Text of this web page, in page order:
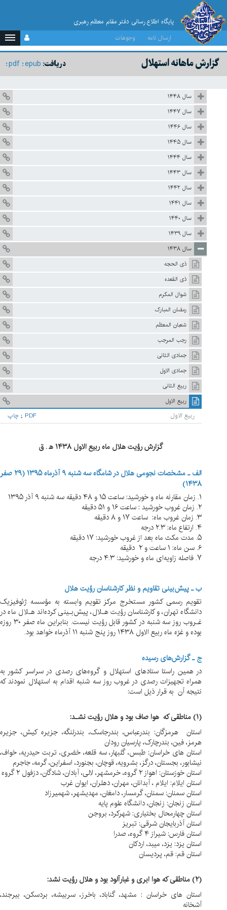
پایگاه اطلاع رسانی دفتر مقام معظم رهبری
ارسال نامه
وجوهات
دریافت: epub
pdf گزارش ماهانه استهلال
سال ۱۴۴۸
سال ۱۴۴۷
سال ۱۴۴۶
سال ۱۴۴۵
سال ۱۴۴۴
سال ۱۴۴۳
سال ۱۴۴۲
سال ۱۴۴۱
سال ۱۴۴۰
سال ۱۴۳۹
سال ۱۴۳۸
ذی الحجه
ذی القعده
شوال المکرم
رمضان المبارک
شعبان المعظم
رجب المرجب
جمادی الثانی
جمادی الاول
ربيع الثانی
ربیع الاول
ربیع الاول چاپ ; PDF
گزارش رؤیت هلال ماه ربیع الاول ۱۴۳۸ ه‍ . ق
الف ـ مشخصات نجومی هلال در شامگاه سه شنبه ۹ آذرماه ۱۳۹۵ (۲۹ صفر
۱۴۳۸)
۱. زمان مقارنه ماه و خورشید: ساعت ۱۵ و ۴۸ دقیقه سه شنبه ۹ آذر ۱۳۹۵
۲. زمان غروب خورشید : ساعت ۱۶ و ۵۱ دقیقه
۳. زمان غروب ماه: ساعت ۱۷ و ۸ دقیقه
۴. ارتفاع ماه: ۲.۳ درجه
۵. مدت مکث ماه بعد از غروب خورشید: ۱۷ دقیقه
۶. سن ماه: ۱ ساعت و ۲ دقیقه
۷. فاصله زاویه‌ای ماه و خورشید: ۴.۳ درجه
ب ـ پیش‌بینی تقاویم و نظر کارشناسان رؤیت هلال
تقویم رسمی کشور مستخرج مرکز تقویم وابسته به مؤسسه ژئوفیزیک
دانشگاه تهران، و کارشناسان رؤیت هـلال، پیش‌بـینی کرده‌اند هـلال ماه در
غـروب روز سه شنبه در کشور قابل رؤیت نیست. بنابراین ماه صفر ۳۰ روزه
بوده و غرّه ماه ربیع الاول ۱۴۳۸ روز پنج شنبه ۱۱ آذرماه خواهد بود.
ج ـ گزارش‌های رسیده
در همین راستا ستادهای استهلال و گروه‌های رصدی در سراسر کشور به
همراه تجهیزات رصدی در غروب روز سه شنبه اقدام به استهلال نمودند که
نتیجه آن به قرار ذیل است:
(۱) مناطقی که هوا صاف بود و هلال رؤیت نشـد:
استان هرمزگان: بندرعباس، بندرجاسک، بندرلنگه، جزیره کیش، جزیره
هرمز، فین، بندرچارک، پارسیان رودان
استان های خراسان: طبس، گلبهار، سه قلعه، خضری، تربت حیدریه، خواف،
نیشابور، بجستان، درگز، بشرویه، قوچان، بجنورد، اسفراین، گرمه، جاجرم
استان خوزستان: اهواز ۲ گروه، خرمشهر، لالی، آبادان، شادگان، دزفول ۲ گروه
استان ایلام: ایلام ، آبدانان، مهران، دهلران، ایوان غرب
استان سمنان: سمنان، گرمسار، دامغان، مهدیشهر، شهمیرزاد
استان زنجان: زنجان، دانشگاه علوم پایه
استان چهارمحال بختیاری: شهرکرد، بروجن
استان آذربایجان شرقی: تبریز
استان فارس: شیراز ۴ گروه، صدرا
استان یزد: یزد، میبد، اردکان
استان قم: قم، پردیسان
(۲) مناطقی‌ که هوا ابری و غبارآلود بود و هلال رؤیت نشد:
استان های خراسان : مشهد، گناباد، باخرز، سربیشه، بردسکن، بیرجند،
آشخانه